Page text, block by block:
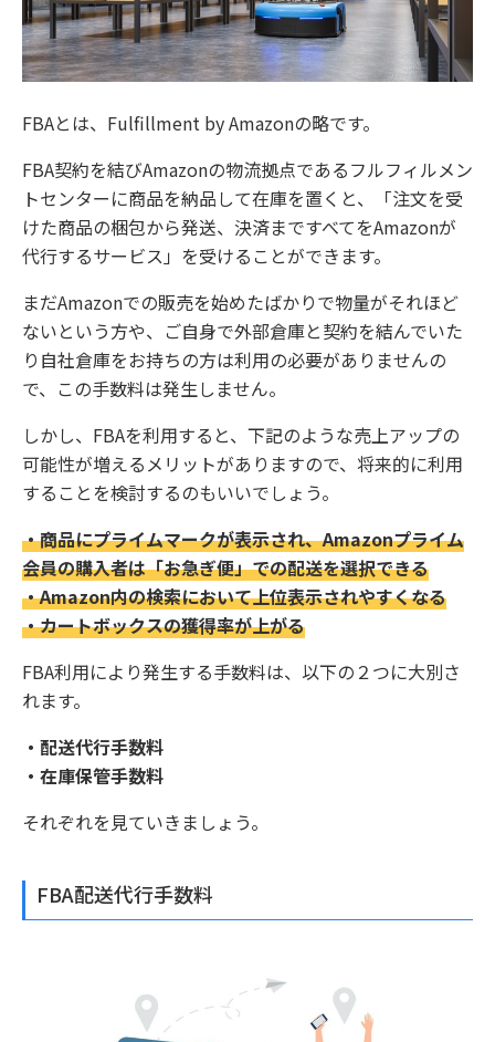
FBAとは、Fulfillment by Amazonの略です。
FBA契約を結びAmazonの物流拠点であるフルフィルメン
トセンターに商品を納品して在庫を置くと、「注文を受
けた商品の梱包から発送、決済まですべてをAmazonが
代行するサービス」を受けることができます。
まだAmazonでの販売を始めたばかりで物量がそれほど
ないという方や、ご自身で外部倉庫と契約を結んでいた
り自社倉庫をお持ちの方は利用の必要がありませんの
で、この手数料は発生しません。
しかし、FBAを利用すると、下記のような売上アップの
可能性が増えるメリットがありますので、将来的に利用
することを検討するのもいいでしょう。
・商品にプライムマークが表示され、Amazonプライム
会員の購入者は「お急ぎ便」での配送を選択できる
・Amazon内の検索において上位表示されやすくなる
・カートボックスの獲得率が上がる
FBA利用により発生する手数料は、以下の２つに大別さ
れます。
・配送代行手数料
・在庫保管手数料
それぞれを見ていきましょう。
FBA配送代行手数料